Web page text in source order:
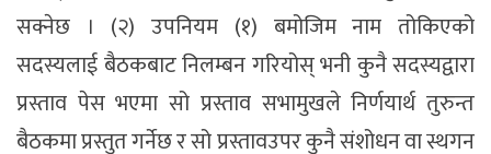
सक्नेछ । (२) उपनियम (१) बमोजिम नाम तोकिएको
सदस्यलाई बैठकबाट निलम्बन गरियोस् भनी कुनै सदस्यद्वारा
प्रस्ताव पेस भएमा सो प्रस्ताव सभामुखले निर्णयार्थ तुरुन्त
बैठकमा प्रस्तुत गर्नेछ र सो प्रस्तावउपर कुनै संशोधन वा स्थगन